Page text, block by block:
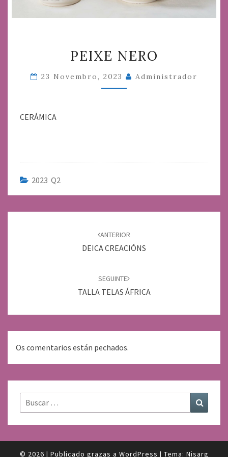
NERO
PEIXE NERO
23 Novembro, 2023 Administrador
CERÁMICA
2023 Q2
ANTERIOR
DEICA CREACIÓNS
SEGUINTE
TALLA TELAS ÁFRICA
Os comentarios están pechados.
Buscar:
© 2026 | Publicado grazas a WordPress | Tema: Nisarg